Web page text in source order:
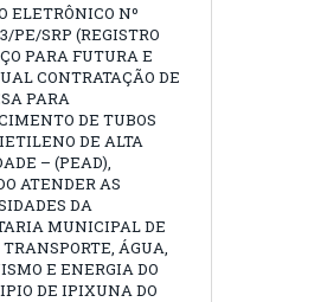
ELETRÔNICO Nº
PE/SRP (REGISTRO
PARA FUTURA E
CONTRATAÇÃO DE
PARA
DE TUBOS
DE ALTA
– (PEAD),
ATENDER AS
DA
MUNICIPAL DE
TRANSPORTE, ÁGUA,
E ENERGIA DO
DE IPIXUNA DO